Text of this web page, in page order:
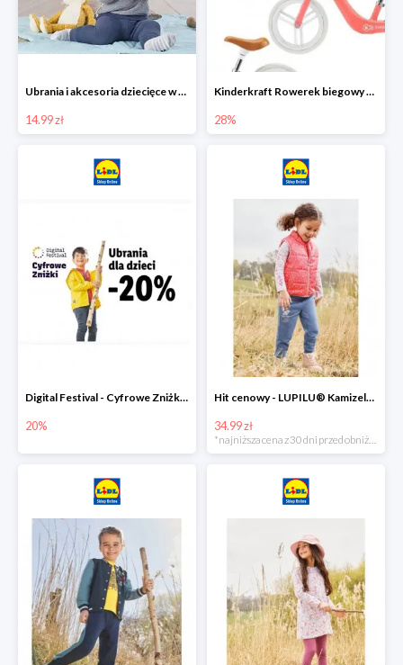
Ubrania i akcesoria dziecięce w Lidlu Online od 14,99 zł
14.99 zł
Kinderkraft Rowerek biegowy Fly
28%
Digital Festival - Cyfrowe Zniżki Ubrania dla dzieci w Lidlu -20%
20%
Hit cenowy - LUPILU® Kamizelka pikowana dziewczęca
34.99 zł